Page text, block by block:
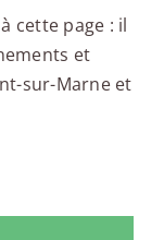
cette page : il
et
sur-Marne et